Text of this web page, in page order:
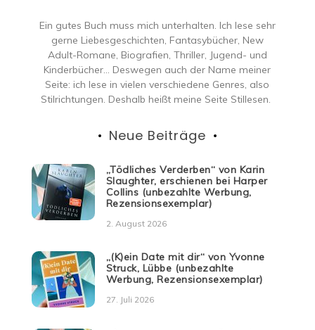
Ein gutes Buch muss mich unterhalten. Ich lese sehr
gerne Liebesgeschichten, Fantasybücher, New
Adult-Romane, Biografien, Thriller, Jugend- und
Kinderbücher… Deswegen auch der Name meiner
Seite: ich lese in vielen verschiedene Genres, also
Stilrichtungen. Deshalb heißt meine Seite Stillesen.
Neue Beiträge
„Tödliches Verderben“ von Karin
Slaughter, erschienen bei Harper
Collins (unbezahlte Werbung,
Rezensionsexemplar)
2. August 2026
„(K)ein Date mit dir“ von Yvonne
Struck, Lübbe (unbezahlte
Werbung, Rezensionsexemplar)
27. Juli 2026